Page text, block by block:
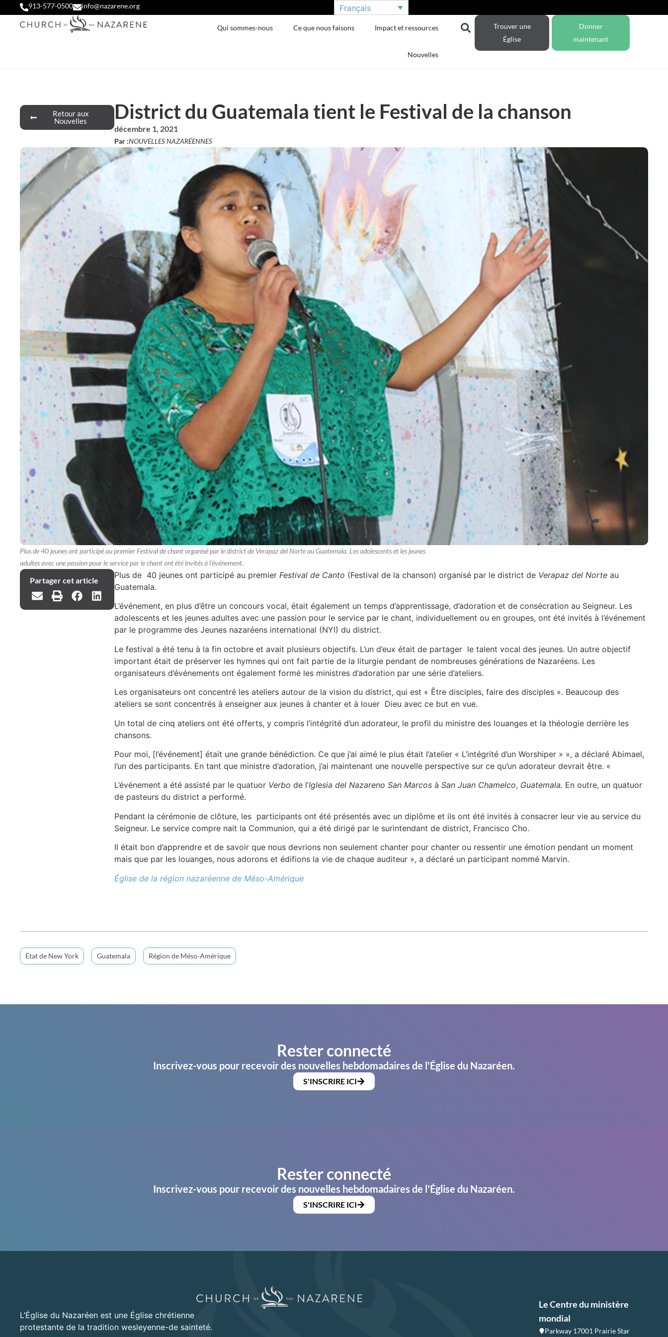
913-577-0500 info@nazarene.org Français
Qui sommes-nous Ce que nous faisons Impact et ressources
Nouvelles
Trouver une
Église
Donner
maintenant
Retour aux
Nouvelles
District du Guatemala tient le Festival de la chanson
décembre 1, 2021
Par :NOUVELLES NAZARÉENNES
Plus de 40 jeunes ont participé au premier Festival de chant organisé par le district de Verapaz del Norte au Guatemala. Les adolescents et les jeunes
adultes avec une passion pour le service par le chant ont été invités à l'événement.
Partager cet article
Plus de 40 jeunes ont participé au premier Festival de Canto (Festival de la chanson) organisé par le district de Verapaz del Norteau
Guatemala.
L’événement, en plus d’être un concours vocal, était également un temps d’apprentissage, d’adoration et de consécration au Seigneur. Les
adolescents et les jeunes adultes avec une passion pour le service par le chant, individuellement ou en groupes, ont été invités à l’événement
par le programme des Jeunes nazaréens international (NYI) du district.
Le festival a été tenu à la fin octobre et avait plusieurs objectifs. L’un d’eux était de partager le talent vocal des jeunes. Un autre objectif
important était de préserver les hymnes qui ont fait partie de la liturgie pendant de nombreuses générations de Nazaréens. Les
organisateurs d’événements ont également formé les ministres d’adoration par une série d’ateliers.
Les organisateurs ont concentré les ateliers autour de la vision du district, qui est « Être disciples, faire des disciples ». Beaucoup des
ateliers se sont concentrés à enseigner aux jeunes à chanter et à louer Dieu avec ce but en vue.
Un total de cinq ateliers ont été offerts, y compris l’intégrité d’un adorateur, le profil du ministre des louanges et la théologie derrière les
chansons.
Pour moi, [l’événement] était une grande bénédiction. Ce que j’ai aimé le plus était l’atelier « L’intégrité d’un Worshiper » », a déclaré Abimael,
l’un des participants. En tant que ministre d’adoration, j’ai maintenant une nouvelle perspective sur ce qu’un adorateur devrait être. «
L’événement a été assisté par le quatuor Verbo de l’Iglesia del Nazareno San Marcos à San Juan Chamelco, Guatemala. En outre, un quatuor
de pasteurs du district a performé.
Pendant la cérémonie de clôture, les participants ont été présentés avec un diplôme et ils ont été invités à consacrer leur vie au service du
Seigneur. Le service compre nait la Communion, qui a été dirigé par le surintendant de district, Francisco Cho.
Il était bon d’apprendre et de savoir que nous devrions non seulement chanter pour chanter ou ressentir une émotion pendant un moment
mais que par les louanges, nous adorons et édifions la vie de chaque auditeur », a déclaré un participant nommé Marvin.
Église de la région nazaréenne de Méso-Amérique
État de New York Guatemala Région de Méso-Amérique
Rester connecté
Inscrivez-vous pour recevoir des nouvelles hebdomadaires de l'Église du Nazaréen.
S'INSCRIRE ICI
Rester connecté
Inscrivez-vous pour recevoir des nouvelles hebdomadaires de l'Église du Nazaréen.
S'INSCRIRE ICI
L’Église du Nazaréen est une Église chrétienne
protestante de la tradition wesleyenne-de sainteté.
Le Centre du ministère
mondial
Parkway 17001 Prairie Star